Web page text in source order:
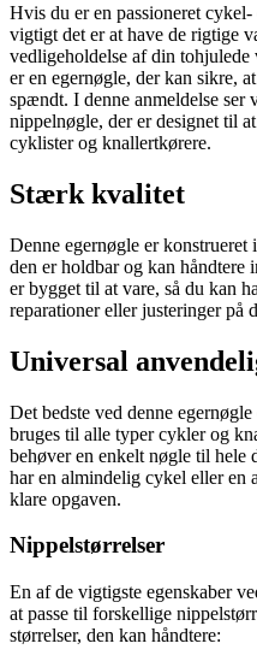
Hvis du er en passioneret
vigtigt det er at have de rigtige
vedligeholdelse af din tohjulede
er en egernøgle, der kan sikre,
spændt. I denne anmeldelse ser
nippelnøgle, der er designet til
cyklister og knallertkørere.
Stærk kvalitet
Denne egernøgle er
den er holdbar og kan
er bygget til at vare, så du kan
reparationer eller justeringer på
Universal
Det bedste ved denne
bruges til alle typer cykler og
behøver en enkelt nøgle til hele
har en almindelig cykel eller en
klare opgaven.
Nippelstørrelser
En af de vigtigste egenskaber
at passe til forskellige
størrelser, den kan håndtere: